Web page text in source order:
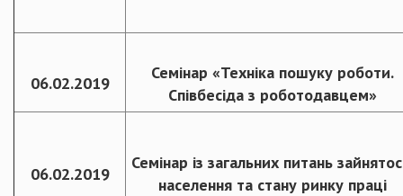
06.02.2019
Семінар «Техніка пошуку роботи.
Співбесіда з роботодавцем»
06.02.2019
Семінар із загальних питань
населення та стану ринку праці